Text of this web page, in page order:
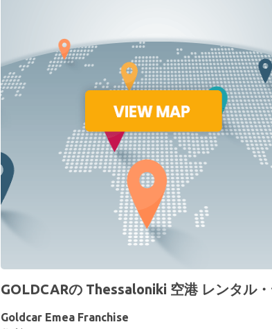
GOLDCARの Thessaloniki 空港 レンタル
Goldcar Emea Franchise